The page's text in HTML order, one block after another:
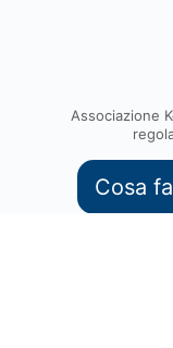
Associazione
Cosa